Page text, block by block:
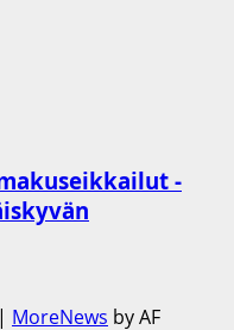
-
| MoreNews by AF